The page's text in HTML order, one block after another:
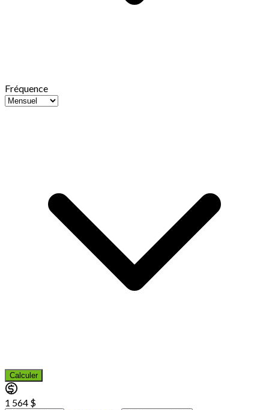
Fréquence
Calculer
1 564 $